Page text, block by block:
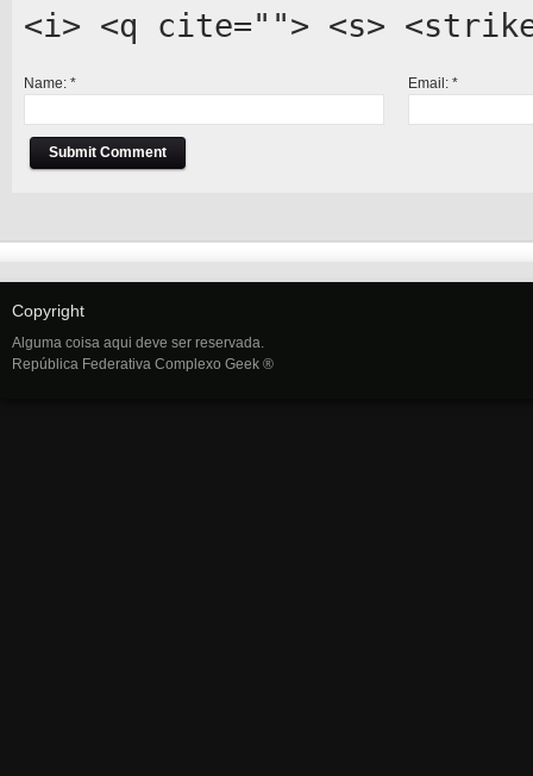
<i> <q cite=""> <s>
Name: * Email:*
Copyright
Alguma coisa aqui deve ser reservada.
República Federativa Complexo Geek ®